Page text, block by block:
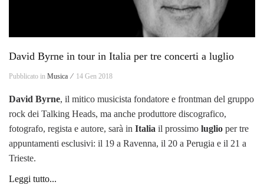
David Byrne in tour in Italia per tre concerti a luglio
Pubblicato in Musica ⁄ 14 Gen 2018
David Byrne, il mitico musicista fondatore e frontman del gruppo
rock dei Talking Heads, ma anche produttore discografico,
fotografo, regista e autore, sarà in Italia il prossimo luglio per tre
appuntamenti esclusivi: il 19 a Ravenna, il 20 a Perugia e il 21 a
Trieste.
Leggi tutto...